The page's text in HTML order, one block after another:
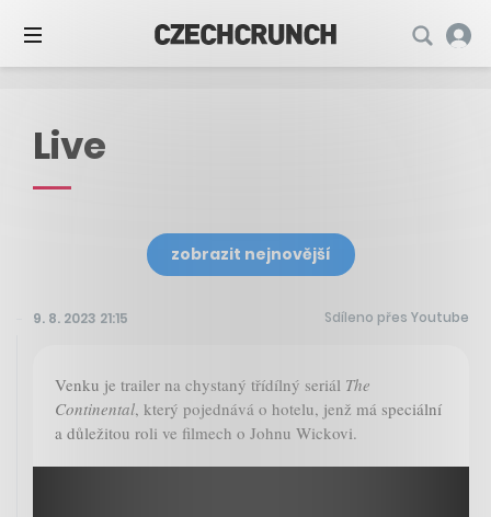
Live
zobrazit nejnovější
9. 8. 2023 21:15 Sdíleno přes Youtube
Venku je trailer na chystaný třídílný seriál The
Continental, který pojednává o hotelu, jenž má speciální
a důležitou roli ve filmech o Johnu Wickovi.